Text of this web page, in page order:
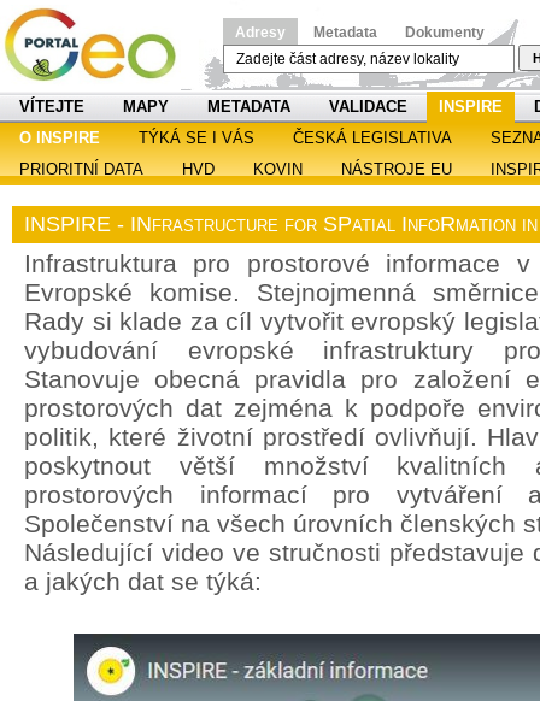
Adresy Metadata Dokumenty
VÍTEJTE MAPY METADATA VALIDACE INSPIRE
O INSPIRE
TÝKÁ SE I VÁS ČESKÁ LEGISLATIVA
PRIORITNÍ DATA
HVD KOVIN NÁSTROJE EU
INSPIRE - INfrastructure for SPatial InfoRmation
Infrastruktura pro prostorové informace
Evropské komise. Stejnojmenná
Rady si klade za cíl vytvořit evropský
vybudování evropské infrastruktury
Stanovuje obecná pravidla pro založení
prostorových dat zejména k podpoře
politik, které životní prostředí ovlivňují.
poskytnout větší množství kvalitních
prostorových informací pro vytváření
Společenství na všech úrovních členských
Následující video ve stručnosti představuje
a jakých dat se týká: